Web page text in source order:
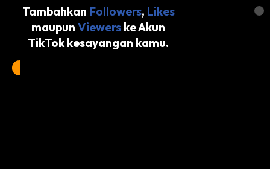
Tambahkan Followers, Likes
maupunViewers ke Akun
TikTok kesayangan kamu.